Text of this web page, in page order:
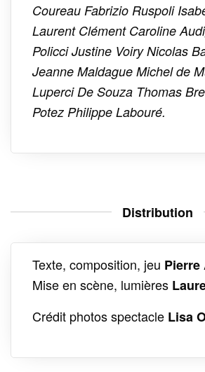
Coureau Fabrizio Ruspoli
Laurent Clément Caroline
Policci Justine Voiry Nicolas
Jeanne Maldague Michel de
Luperci De Souza Thomas
Potez Philippe Labouré.
Distribution
Texte, composition, jeu Pierre
Mise en scène, lumières
Crédit photos spectacle Lisa